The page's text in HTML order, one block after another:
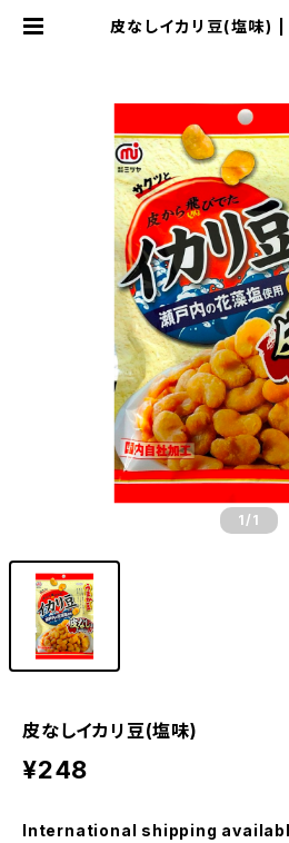
皮なしイカリ豆(塩味) |
1 /1
皮なしイカリ豆(塩味)
¥248
International shipping